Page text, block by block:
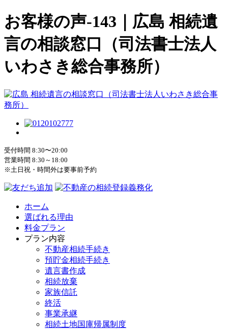
お客様の声-143｜広島 相続遺
言の相談窓口（司法書士法人
いわさき総合事務所）
受付時間 8:30〜20:00
営業時間 8:30～18:00
※土日祝・時間外は要事前予約
ホーム
選ばれる理由
料金プラン
プラン内容
不動産相続手続き
預貯金相続手続き
遺言書作成
相続放棄
家族信託
終活
事業承継
相続土地国庫帰属制度